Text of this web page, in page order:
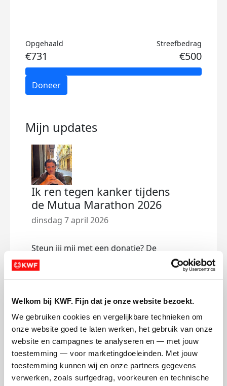
Welkom bij KWF. Fijn dat je onze website bezoekt.
We gebruiken cookies en vergelijkbare technieken om
onze website goed te laten werken, het gebruik van onze
website en campagnes te analyseren en — met jouw
toestemming — voor marketingdoeleinden. Met jouw
toestemming kunnen wij en onze partners gegevens
verwerken, zoals surfgedrag, voorkeuren en technische
Opgehaald
€731
Streefbedrag
€500
Doneer
Mijn updates
Ik ren tegen kanker tijdens
de Mutua Marathon 2026
dinsdag 7 april 2026
Steun jij mij met een donatie? De
opbrengst gaat naar belangrijk
kankeronderzoek. Dat is nog steeds heel
Nederlanders krijgt ooit kanker.
Samen maken we het verschil. Tegen
kanker. Voor het leven. Help je mee?
Deel op